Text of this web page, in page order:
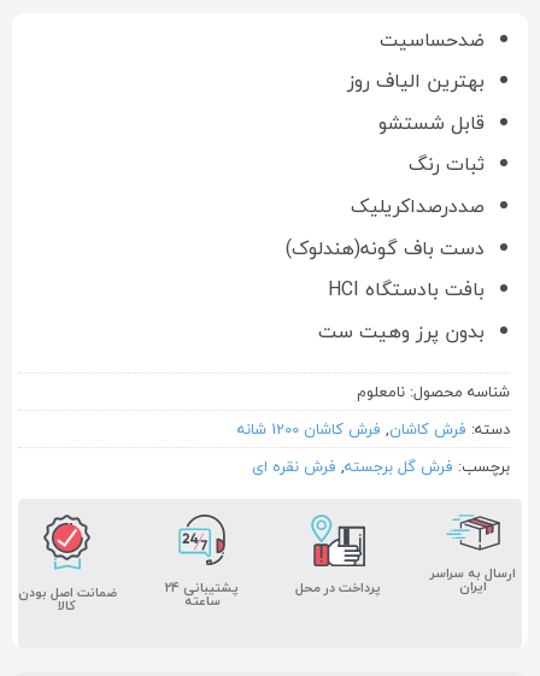
ضدحساسیت
بهترین الیاف روز
قابل شستشو
ثبات رنگ
صددرصداکریلیک
دست باف گونه(هندلوک)
بافت بادستگاه HCI
بدون پرز وهیت ست
شناسه محصول: نامعلوم
دسته: فرش کاشان, فرش کاشان 1200 شانه
برچسب: فرش گل برجسته, فرش نقره ای
ارسال به سراسر
ایران پرداخت در محل پشتیبانی ۲۴
ساعته ضمانت اصل بودن
کالا